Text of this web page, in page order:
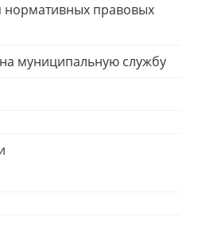
правовых
муниципальную службу